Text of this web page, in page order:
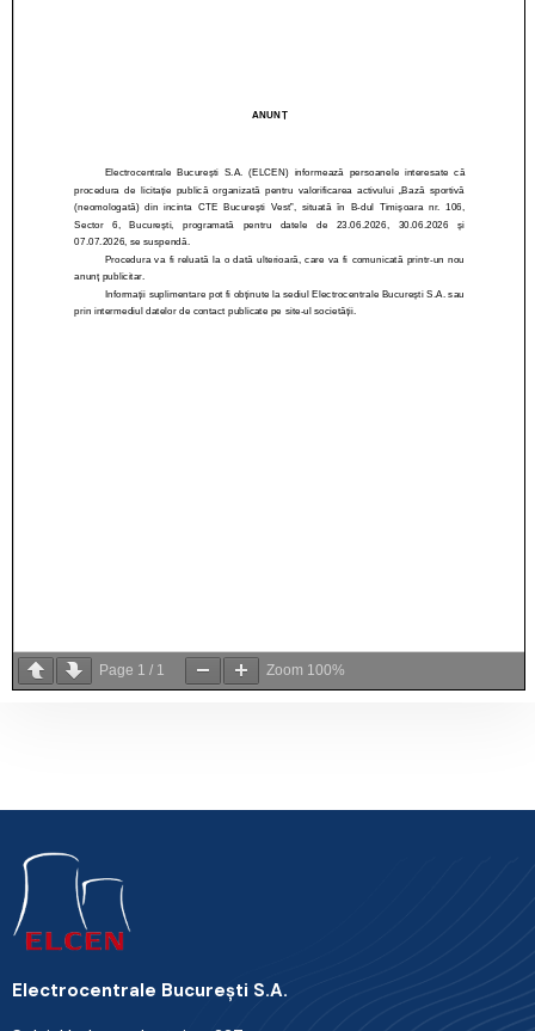
Page 1 / 1 Zoom 100%
Electrocentrale Bucureşti S.A.